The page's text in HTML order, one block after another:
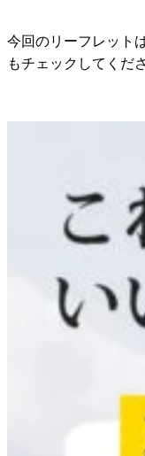
今回のリーフレット
もチェックしてくだ